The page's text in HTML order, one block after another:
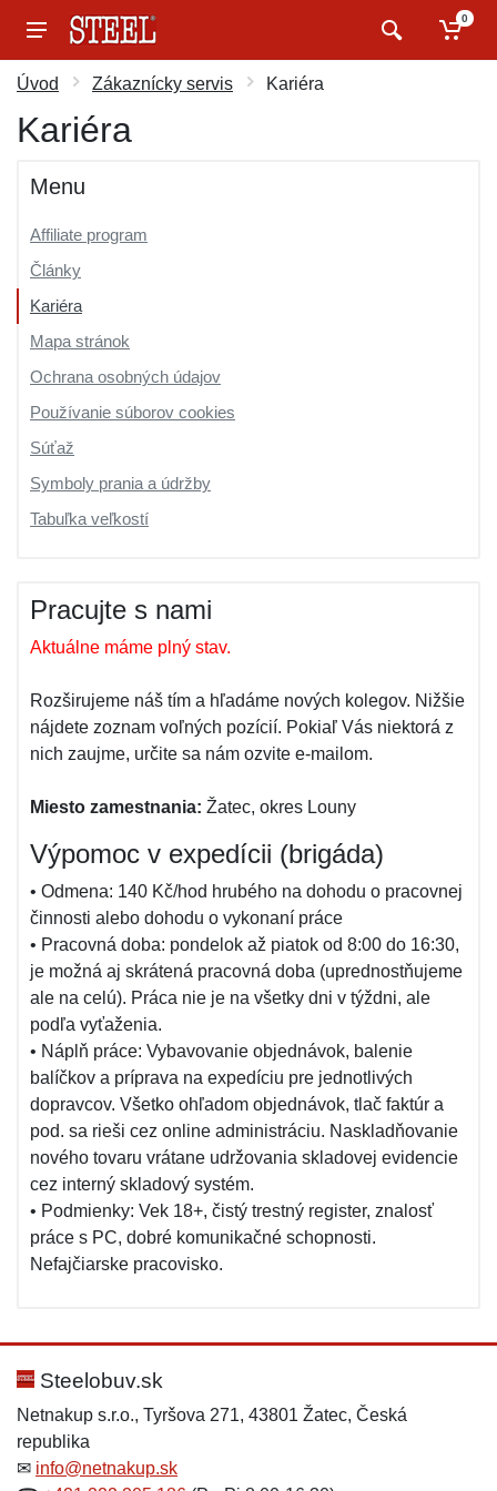
0
Úvod Zákaznícky servis Kariéra
Kariéra
Menu
Affiliate program
Články
Kariéra
Mapa stránok
Ochrana osobných údajov
Používanie súborov cookies
Súťaž
Symboly prania a údržby
Tabuľka veľkostí
Pracujte s nami
Aktuálne máme plný stav.
Rozširujeme náš tím a hľadáme nových kolegov. Nižšie
nájdete zoznam voľných pozícií. Pokiaľ Vás niektorá z
nich zaujme, určite sa nám ozvite e-mailom.
Miesto zamestnania: Žatec, okres Louny
Výpomoc v expedícii (brigáda)
• Odmena: 140 Kč/hod hrubého na dohodu o pracovnej
činnosti alebo dohodu o vykonaní práce
• Pracovná doba: pondelok až piatok od 8:00 do 16:30,
je možná aj skrátená pracovná doba (uprednostňujeme
ale na celú). Práca nie je na všetky dni v týždni, ale
podľa vyťaženia.
• Náplň práce: Vybavovanie objednávok, balenie
balíčkov a príprava na expedíciu pre jednotlivých
dopravcov. Všetko ohľadom objednávok, tlač faktúr a
pod. sa rieši cez online administráciu. Naskladňovanie
nového tovaru vrátane udržovania skladovej evidencie
cez interný skladový systém.
• Podmienky: Vek 18+, čistý trestný register, znalosť
práce s PC, dobré komunikačné schopnosti.
Nefajčiarske pracovisko.
Steelobuv.sk
Netnakup s.r.o., Tyršova 271, 43801 Žatec, Česká
republika
✉ info@netnakup.sk